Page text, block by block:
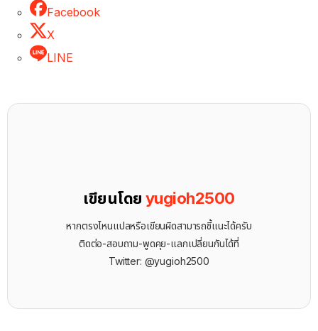
Facebook
X
LINE
เขียนโดยyugioh2500
หากตรงไหนแปลหรือเขียนผิดสามารถชี้แนะได้ครับ
ติดต่อ-สอบถาม-พูดคุย-แลกเปลี่ยนกันได้ที่
Twitter: @yugioh2500